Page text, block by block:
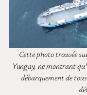
Cette photo trouvée
Yungay, ne montrant
débarquement de